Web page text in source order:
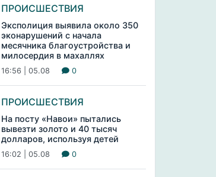
ПРОИСШЕСТВИЯ
Эксполиция выявила около 350
эконарушений с начала
месячника благоустройства и
милосердия в махаллях
16:56 | 05.08 0
ПРОИСШЕСТВИЯ
На посту «Навои» пытались
вывезти золото и 40 тысяч
долларов, используя детей
16:02 | 05.08 0